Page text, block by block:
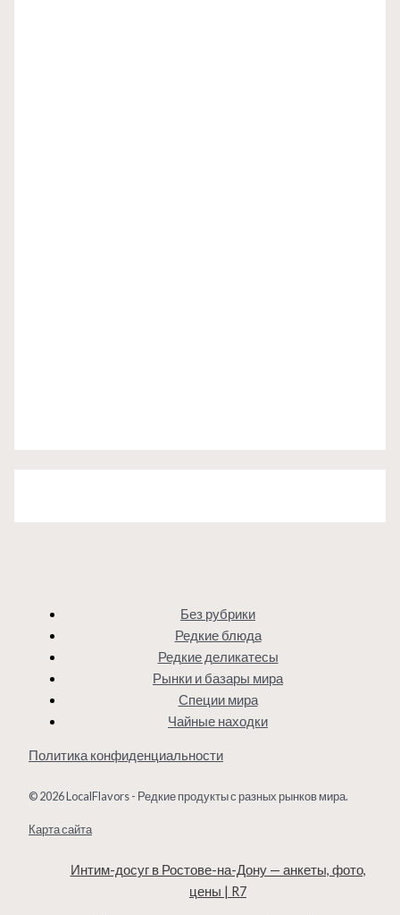
Без рубрики
Редкие блюда
Редкие деликатесы
Рынки и базары мира
Специи мира
Чайные находки
Политика конфиденциальности
© 2026 LocalFlavors - Редкие продукты с разных рынков мира.
Карта сайта
Интим-досуг в Ростове-на-Дону — анкеты, фото,
цены | R7